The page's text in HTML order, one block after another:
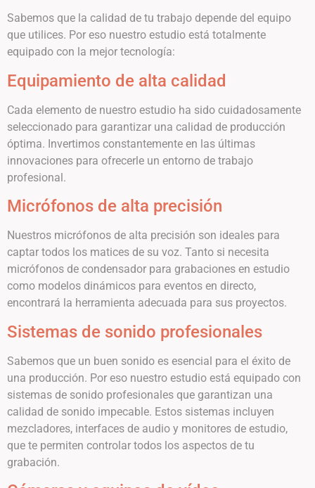
Sabemos que la calidad de tu trabajo depende del equipo
que utilices. Por eso nuestro estudio está totalmente
equipado con la mejor tecnología:
Equipamiento de alta calidad
Cada elemento de nuestro estudio ha sido cuidadosamente
seleccionado para garantizar una calidad de producción
óptima. Invertimos constantemente en las últimas
innovaciones para ofrecerle un entorno de trabajo
profesional.
Micrófonos de alta precisión
Nuestros micrófonos de alta precisión son ideales para
captar todos los matices de su voz. Tanto si necesita
micrófonos de condensador para grabaciones en estudio
como modelos dinámicos para eventos en directo,
encontrará la herramienta adecuada para sus proyectos.
Sistemas de sonido profesionales
Sabemos que un buen sonido es esencial para el éxito de
una producción. Por eso nuestro estudio está equipado con
sistemas de sonido profesionales que garantizan una
calidad de sonido impecable. Estos sistemas incluyen
mezcladores, interfaces de audio y monitores de estudio,
que te permiten controlar todos los aspectos de tu
grabación.